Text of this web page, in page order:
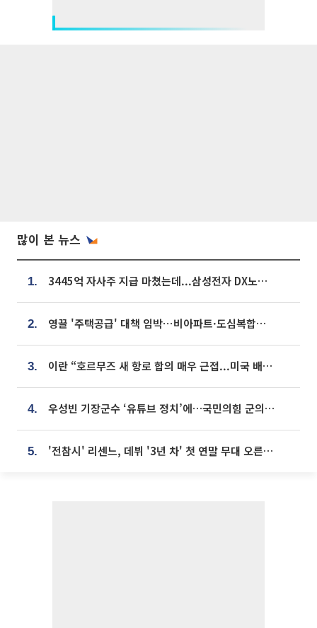
많이 본 뉴스
1. 3445억 자사주 지급 마쳤는데...삼성전자 DX노조, 뒤늦은 '떼쓰기 집회'
2. 영끌 '주택공급' 대책 임박⋯비아파트·도심복합까지 총동원
3. 이란 “호르무즈 새 항로 합의 매우 근접...미국 배상 먼저”
4. 우성빈 기장군수 ‘유튜브 정치’에…국민의힘 군의원들 집단 반발
5. '전참시' 리센느, 데뷔 '3년 차' 첫 연말 무대 오른다⋯"그동안 섭외 안 와"